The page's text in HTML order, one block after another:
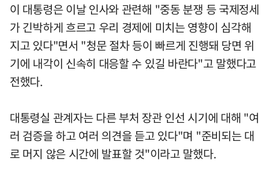
이 대통령은 이날 인사와 관련해 "중동 분쟁 등 국제정세
가 긴박하게 흐르고 우리 경제에 미치는 영향이 심각해
지고 있다"면서 "청문 절차 등이 빠르게 진행돼 당면 위
기에 내각이 신속히 대응할 수 있길 바란다"고 말했다고
전했다.
대통령실 관계자는 다른 부처 장관 인선 시기에 대해 "여
러 검증을 하고 여러 의견을 듣고 있다"며 "준비되는 대
로 머지 않은 시간에 발표할 것"이라고 말했다.